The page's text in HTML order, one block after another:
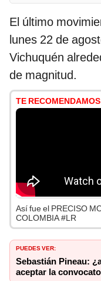
El último
lunes 22 de
Vichuquén
de magnitud.
TE RECOMENDAMOS
Así fue el PRECISO
COLOMBIA #LR
PUEDES VER:
Sebastián Pineau:
aceptar la